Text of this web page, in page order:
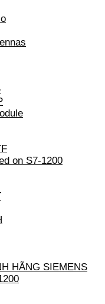
on S7-1200
HÃNG SIEMENS